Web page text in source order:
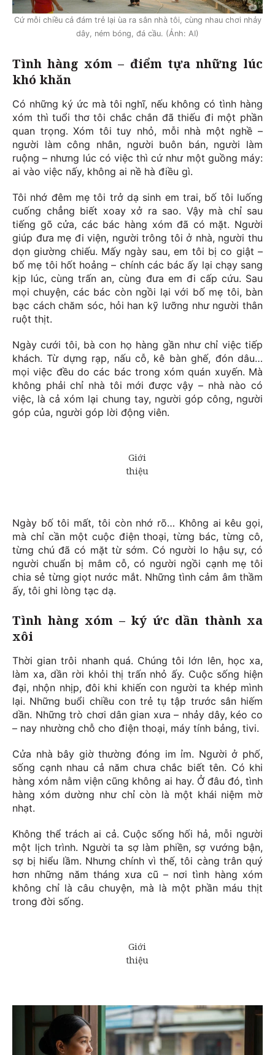
Cứ mỗi chiều cả đám trẻ lại ùa ra sân nhà tôi, cùng nhau chơi nhảy
dây, ném bóng, đá cầu. (Ảnh: AI)
Tình hàng xóm – điểm tựa những lúc
khó khăn
Có những ký ức mà tôi nghĩ, nếu không có tình hàng
xóm thì tuổi thơ tôi chắc chắn đã thiếu đi một phần
quan trọng. Xóm tôi tuy nhỏ, mỗi nhà một nghề –
người làm công nhân, người buôn bán, người làm
ruộng – nhưng lúc có việc thì cứ như một guồng máy:
ai vào việc nấy, không ai nề hà điều gì.
Tôi nhớ đêm mẹ tôi trở dạ sinh em trai, bố tôi luống
cuống chẳng biết xoay xở ra sao. Vậy mà chỉ sau
tiếng gõ cửa, các bác hàng xóm đã có mặt. Người
giúp đưa mẹ đi viện, người trông tôi ở nhà, người thu
dọn giường chiếu. Mấy ngày sau, em tôi bị co giật –
bố mẹ tôi hốt hoảng – chính các bác ấy lại chạy sang
kịp lúc, cùng trấn an, cùng đưa em đi cấp cứu. Sau
mọi chuyện, các bác còn ngồi lại với bố mẹ tôi, bàn
bạc cách chăm sóc, hỏi han kỹ lưỡng như người thân
ruột thịt.
Ngày cưới tôi, bà con họ hàng gần như chỉ việc tiếp
khách. Từ dựng rạp, nấu cỗ, kê bàn ghế, đón dâu…
mọi việc đều do các bác trong xóm quán xuyến. Mà
không phải chỉ nhà tôi mới được vậy – nhà nào có
việc, là cả xóm lại chung tay, người góp công, người
góp của, người góp lời động viên.
Ngày bố tôi mất, tôi còn nhớ rõ… Không ai kêu gọi,
mà chỉ cần một cuộc điện thoại, từng bác, từng cô,
từng chú đã có mặt từ sớm. Có người lo hậu sự, có
người chuẩn bị mâm cỗ, có người ngồi cạnh mẹ tôi
chia sẻ từng giọt nước mắt. Những tình cảm âm thầm
ấy, tôi ghi lòng tạc dạ.
Tình hàng xóm – ký ức dần thành xa
xôi
Thời gian trôi nhanh quá. Chúng tôi lớn lên, học xa,
làm xa, dần rời khỏi thị trấn nhỏ ấy. Cuộc sống hiện
đại, nhộn nhịp, đôi khi khiến con người ta khép mình
lại. Những buổi chiều con trẻ tụ tập trước sân hiếm
dần. Những trò chơi dân gian xưa – nhảy dây, kéo co
– nay nhường chỗ cho điện thoại, máy tính bảng, tivi.
Cửa nhà bây giờ thường đóng im ỉm. Người ở phố,
sống cạnh nhau cả năm chưa chắc biết tên. Có khi
hàng xóm nằm viện cũng không ai hay. Ở đâu đó, tình
hàng xóm dường như chỉ còn là một khái niệm mờ
nhạt.
Không thể trách ai cả. Cuộc sống hối hả, mỗi người
một lịch trình. Người ta sợ làm phiền, sợ vướng bận,
sợ bị hiểu lầm. Nhưng chính vì thế, tôi càng trân quý
hơn những năm tháng xưa cũ – nơi tình hàng xóm
không chỉ là câu chuyện, mà là một phần máu thịt
trong đời sống.